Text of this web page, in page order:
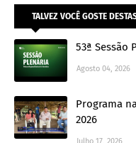
TALVEZ VOCÊ GOSTE
53ª Sessão
Agosto 04, 2026
Programa
2026